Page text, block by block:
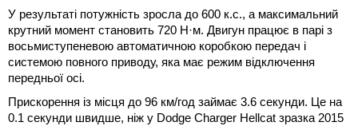
У результаті потужність зросла до 600 к.с., а максимальний
крутний момент становить 720 Н·м. Двигун працює в парі з
восьмиступеневою автоматичною коробкою передач і
системою повного приводу, яка має режим відключення
передньої осі.
Прискорення із місця до 96 км/год займає 3.6 секунди. Це на
0.1 секунди швидше, ніж у Dodge Charger Hellcat зразка 2015